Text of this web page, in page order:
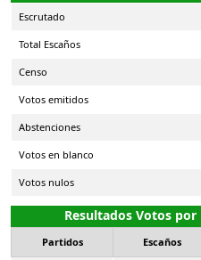
Escrutado
Total Escaños
Censo
Votos emitidos
Abstenciones
Votos en blanco
Votos nulos
Resultados Votos
Partidos Escaños